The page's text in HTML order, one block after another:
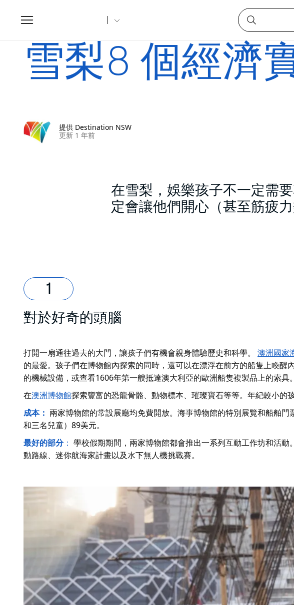
Toggle
navigation
雪梨8 個經濟
提供 Destination NSW
更新 1 年前
在雪梨，娛樂孩子不一定需
定會讓他們開心（甚至筋疲力
對於好奇的頭腦
打開一扇通往過去的大門，讓孩子們有機會親身體驗歷史和科學。 澳洲國家
的最愛。孩子們在博物館內探索的同時，還可以在漂浮在前方的船隻上喚
的機械設備，或查看1606年第一艘抵達澳大利亞的歐洲船隻複製品上的索具。
在澳洲博物館探索豐富的恐龍骨骼、動物標本、璀璨寶石等等。年紀較小的
成本： 兩家博物館的常設展廳均免費開放。海事博物館的特別展覽和船舶
和三名兒童）89美元。
最好的部分： 學校假期期間，兩家博物館都會推出一系列互動工作坊和活
動路線、迷你航海家計畫以及水下無人機挑戰賽。